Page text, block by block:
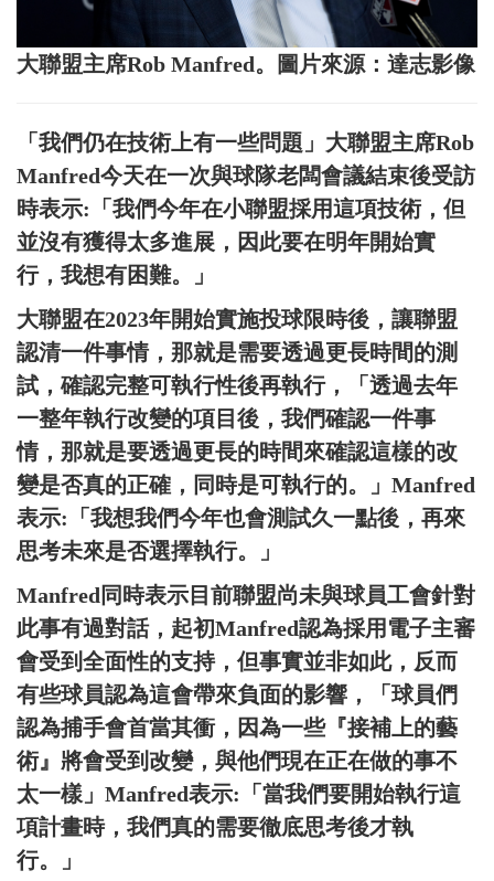
大聯盟主席Rob Manfred。圖片來源：達志影像
「我們仍在技術上有一些問題」大聯盟主席Rob
Manfred今天在一次與球隊老闆會議結束後受訪
時表示:「我們今年在小聯盟採用這項技術，但
並沒有獲得太多進展，因此要在明年開始實
行，我想有困難。」
大聯盟在2023年開始實施投球限時後，讓聯盟
認清一件事情，那就是需要透過更長時間的測
試，確認完整可執行性後再執行，「透過去年
一整年執行改變的項目後，我們確認一件事
情，那就是要透過更長的時間來確認這樣的改
變是否真的正確，同時是可執行的。」Manfred
表示:「我想我們今年也會測試久一點後，再來
思考未來是否選擇執行。」
Manfred同時表示目前聯盟尚未與球員工會針對
此事有過對話，起初Manfred認為採用電子主審
會受到全面性的支持，但事實並非如此，反而
有些球員認為這會帶來負面的影響，「球員們
認為捕手會首當其衝，因為一些『接補上的藝
術』將會受到改變，與他們現在正在做的事不
太一樣」Manfred表示:「當我們要開始執行這
項計畫時，我們真的需要徹底思考後才執
行。」